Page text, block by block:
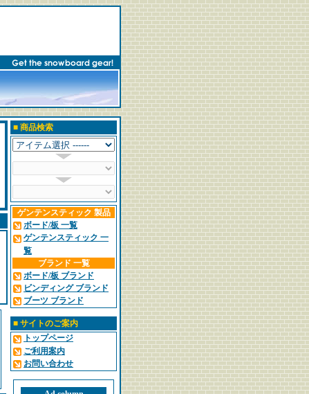
■ 商品検索
ゲンテンスティック 製品
ボード/板 一覧
ゲンテンスティック 一
覧
ブランド 一覧
ボード/板 ブランド
ビンディング ブランド
ブーツ ブランド
■ サイトのご案内
トップページ
ご利用案内
お問い合わせ